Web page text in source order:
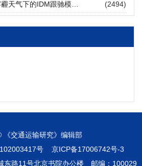
(2494)
《交通运输研究》编辑部
号
京ICP备17006742号-3
东路11号北京书院办公楼 邮编：100029